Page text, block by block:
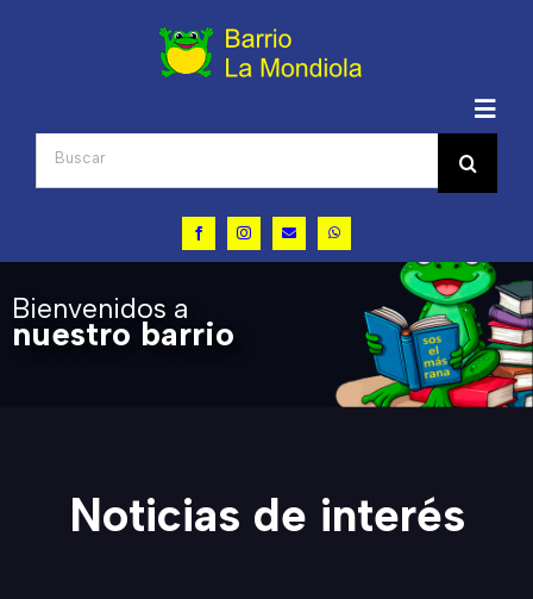
Quiénes somos
Buscar:
nuestro barrio
Bienvenidos a
Noticias de interés